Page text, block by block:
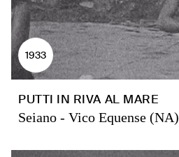
1933
PUTTI IN RIVA AL MARE
Seiano - Vico Equense (NA)